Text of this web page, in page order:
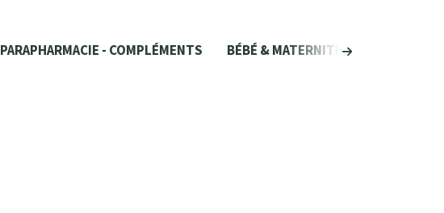
PARAPHARMACIE - COMPLÉMENTS BÉBÉ & MATERNITÉ